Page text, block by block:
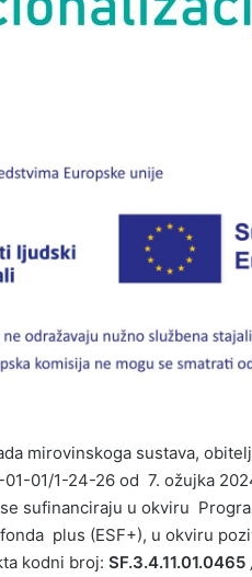
mirovinskoga sustava,
01/1-24-26 od 7. ožujka
sufinanciraju u okviru
plus (ESF+), u okviru
kodni broj: SF.3.4.11.01.0465